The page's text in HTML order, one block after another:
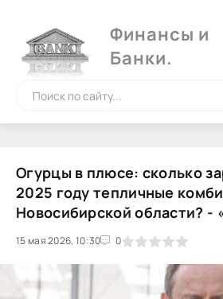
Финансы и
Банки.
Огурцы в плюсе: сколько
2025 году тепличные
Новосибирской области? -
15 мая 2026, 10:30 0
1 2 3 4 5